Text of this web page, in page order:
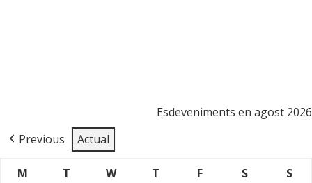
Esdeveniments en agost 2026
Previous
Actual
M
T Dimarts
WDimecres
T F Divendres
S Dissabte
S